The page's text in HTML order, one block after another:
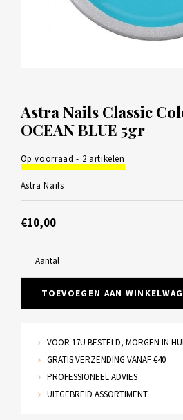
Astra Nails Classic
OCEAN BLUE 5gr
Op voorraad - 2 artikelen
Astra Nails
€10,00
Aantal
TOEVOEGEN AAN
VOOR 17U BESTELD, MORGEN IN
GRATIS VERZENDING VANAF €40
PROFESSIONEEL ADVIES
UITGEBREID ASSORTIMENT